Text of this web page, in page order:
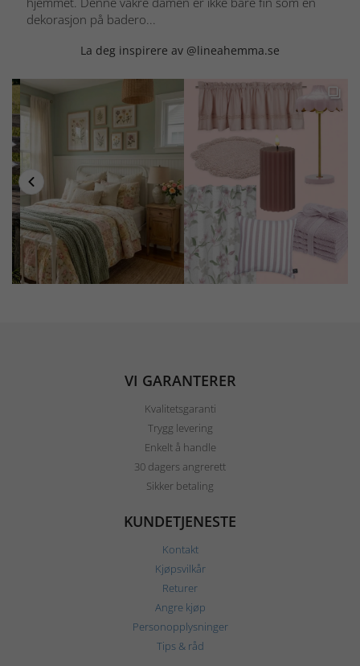
dekorasjon på badero...
La deg inspirere av @lineahemma.se
VI GARANTERER
Kvalitetsgaranti
Trygg levering
Enkelt å handle
30 dagers angrerett
Sikker betaling
KUNDETJENESTE
Kontakt
Kjøpsvilkår
Returer
Angre kjøp
Personopplysninger
Tips & råd